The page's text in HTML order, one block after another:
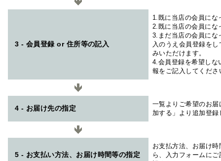
3 - 会員登録 or 住所等の記入
1.既に当店の会員にな
2.既に当店の会員にな
3.まだ当店の会員にな
入のうえ会員登録を
みいただけます。
4.会員登録を希望しな
報をご記入してくださ
4 - お届け先の指定
一覧よりご希望のお
加する」より追加登
5 - お支払い方法、お届け時間等の指定
お支払方法、お届け
ら、入力フォームに